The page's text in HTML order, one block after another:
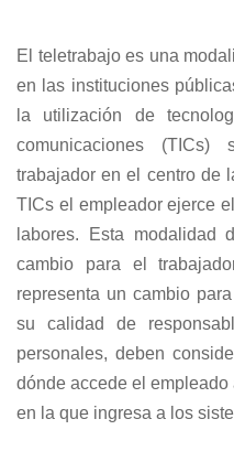
El teletrabajo es una
en las instituciones
la utilización de
comunicaciones
trabajador en el centro de
TICs el empleador ejerce
labores. Esta modalidad
cambio para el
representa un cambio
su calidad de
personales, deben
dónde accede el
en la que ingresa a los